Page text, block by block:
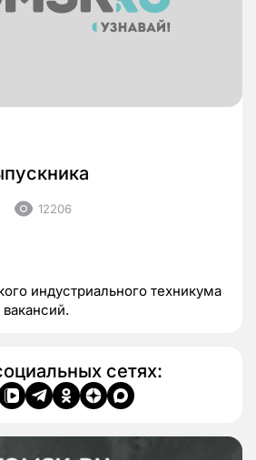
12206
индустриального техникума
сетях: